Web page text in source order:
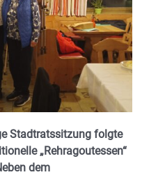
Stadtratssitzung folgte
„Rehragoutessen“
dem